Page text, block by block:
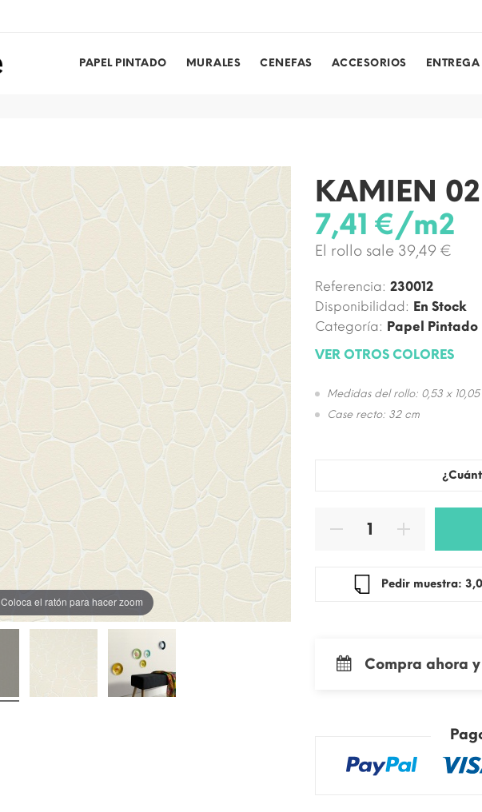
PAPEL PINTADO MURALES CENEFAS ACCESORIOS
Coloca el ratón para hacer zoom
KAMIEN 02
7,41 €/m2
El rollo sale 39,49 €
Referencia: 230012
Disponibilidad: En Stock
Categoría: Papel Pintado
VER OTROS COLORES
Medidas del rollo: 0,53 x 10,05
Case recto: 32 cm
Pedir
Compra ahora